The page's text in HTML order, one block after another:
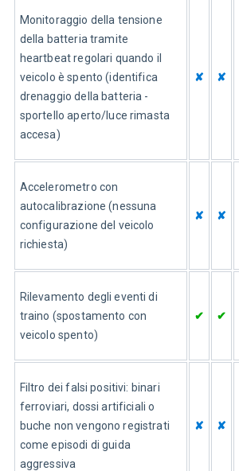
Monitoraggio della tensione
della batteria tramite
heartbeat regolari quando il
veicolo è spento (identifica
drenaggio della batteria -
sportello aperto/luce rimasta
accesa)
✘ ✘
Accelerometro con
autocalibrazione (nessuna
configurazione del veicolo
richiesta)
✘ ✘
Rilevamento degli eventi di
traino (spostamento con
veicolo spento)
✔ ✔
Filtro dei falsi positivi: binari
ferroviari, dossi artificiali o
buche non vengono registrati
come episodi di guida
aggressiva
✘ ✘